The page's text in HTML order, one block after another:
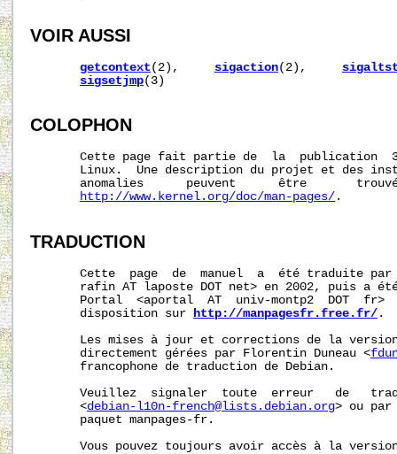
VOIR AUSSI
getcontext (2), sigaction(2),
sigsetjmp(3)
COLOPHON
Cette page fait partie de  la  publication
Linux.  Une description du projet et des
anomalies      peuvent      être
http://www.kernel.org/doc/man-pages/ .
TRADUCTION
Cette  page  de  manuel  a  été traduite
rafin AT laposte DOT net> en 2002, puis a
Portal  <aportal  AT  univ-montp2  DOT  fr>
       disposition sur
http://manpagesfr.free.fr/ .
Les mises à jour et corrections de la
       directement gérées par Florentin Duneau <
       francophone de traduction de Debian.
Veuillez  signaler  toute  erreur   de
       <
debian-l10n-french@lists.debian.org> ou par
       paquet manpages-fr.
Vous pouvez toujours avoir accès à la